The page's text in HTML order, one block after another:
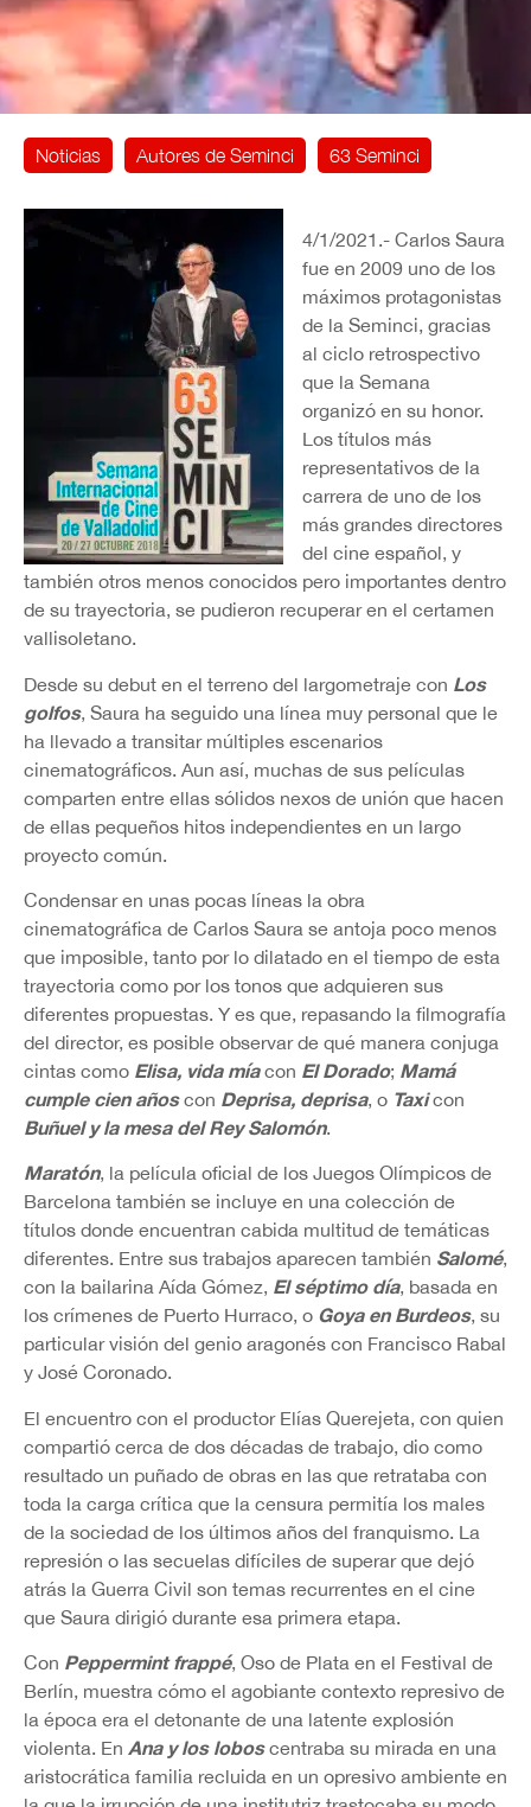
Noticias Autores de Seminci 63 Seminci
4/1/2021.- Carlos Saura
fue en 2009 uno de los
máximos protagonistas
de la Seminci, gracias
al ciclo retrospectivo
que la Semana
organizó en su honor.
Los títulos más
representativos de la
carrera de uno de los
más grandes directores
del cine español, y
también otros menos conocidos pero importantes dentro
de su trayectoria, se pudieron recuperar en el certamen
vallisoletano.
Desde su debut en el terreno del largometraje con Los
golfos, Saura ha seguido una línea muy personal que le
ha llevado a transitar múltiples escenarios
cinematográficos. Aun así, muchas de sus películas
comparten entre ellas sólidos nexos de unión que hacen
de ellas pequeños hitos independientes en un largo
proyecto común.
Condensar en unas pocas líneas la obra
cinematográfica de Carlos Saura se antoja poco menos
que imposible, tanto por lo dilatado en el tiempo de esta
trayectoria como por los tonos que adquieren sus
diferentes propuestas. Y es que, repasando la filmografía
del director, es posible observar de qué manera conjuga
cintas como Elisa, vida míacon El Dorado; Mamá
cumple cien añoscon Deprisa, deprisa, o Taxicon
Buñuel y la mesa del Rey Salomón.
Maratón, la película oficial de los Juegos Olímpicos de
Barcelona también se incluye en una colección de
títulos donde encuentran cabida multitud de temáticas
diferentes. Entre sus trabajos aparecen también Salomé,
con la bailarina Aída Gómez, El séptimo día, basada en
los crímenes de Puerto Hurraco, o Goya en Burdeos, su
particular visión del genio aragonés con Francisco Rabal
y José Coronado.
El encuentro con el productor Elías Querejeta, con quien
compartió cerca de dos décadas de trabajo, dio como
resultado un puñado de obras en las que retrataba con
toda la carga crítica que la censura permitía los males
de la sociedad de los últimos años del franquismo. La
represión o las secuelas difíciles de superar que dejó
atrás la Guerra Civil son temas recurrentes en el cine
que Saura dirigió durante esa primera etapa.
Con Peppermint frappé, Oso de Plata en el Festival de
Berlín, muestra cómo el agobiante contexto represivo de
la época era el detonante de una latente explosión
violenta. En Ana y los loboscentraba su mirada en una
aristocrática familia recluida en un opresivo ambiente en